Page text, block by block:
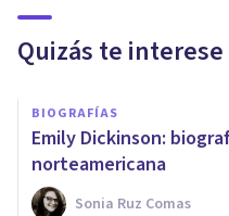
Quizás te interese
BIOGRAFÍAS
Emily Dickinson:
norteamericana
Sonia Ruz Comas